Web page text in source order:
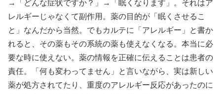
→「どんな症状ですか？」→「眠くなります」。それはア
レルギーじゃなくて副作用。薬の目的が「眠くさせるこ
と」なんだから当然。でもカルテに「アレルギー」と書か
れると、その薬もその系統の薬も使えなくなる。本当に必
要な時に使えない。薬の情報を正確に伝えることは患者の
責任。「何も変わってません」と言いながら、実は新しい
薬が処方されてたり、重度のアレルギー反応があったのに